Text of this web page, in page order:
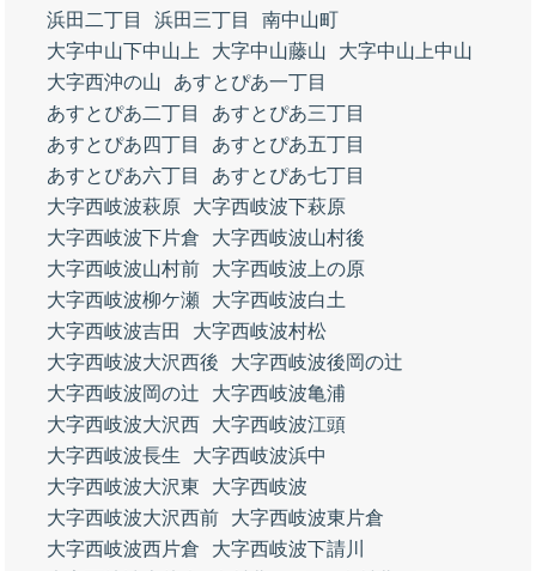
浜田二丁目
浜田三丁目
南中山町
大字中山下中山上
大字中山藤山
大字中山上中山
大字西沖の山
あすとぴあ一丁目
あすとぴあ二丁目
あすとぴあ三丁目
あすとぴあ四丁目
あすとぴあ五丁目
あすとぴあ六丁目
あすとぴあ七丁目
大字西岐波萩原
大字西岐波下萩原
大字西岐波下片倉
大字西岐波山村後
大字西岐波山村前
大字西岐波上の原
大字西岐波柳ケ瀬
大字西岐波白土
大字西岐波吉田
大字西岐波村松
大字西岐波大沢西後
大字西岐波後岡の辻
大字西岐波岡の辻
大字西岐波亀浦
大字西岐波大沢西
大字西岐波江頭
大字西岐波長生
大字西岐波浜中
大字西岐波大沢東
大字西岐波
大字西岐波大沢西前
大字西岐波東片倉
大字西岐波西片倉
大字西岐波下請川